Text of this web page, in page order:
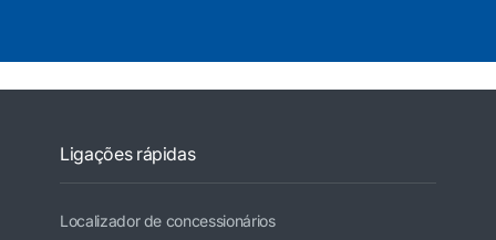
Ligações rápidas
Localizador de concessionários